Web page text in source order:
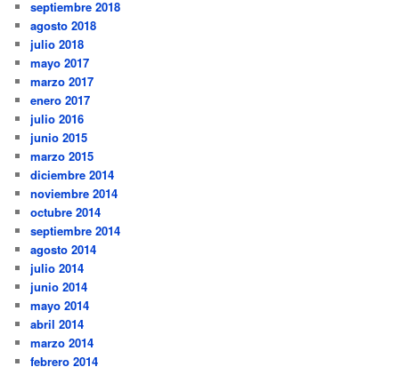
septiembre 2018
agosto 2018
julio 2018
mayo 2017
marzo 2017
enero 2017
julio 2016
junio 2015
marzo 2015
diciembre 2014
noviembre 2014
octubre 2014
septiembre 2014
agosto 2014
julio 2014
junio 2014
mayo 2014
abril 2014
marzo 2014
febrero 2014